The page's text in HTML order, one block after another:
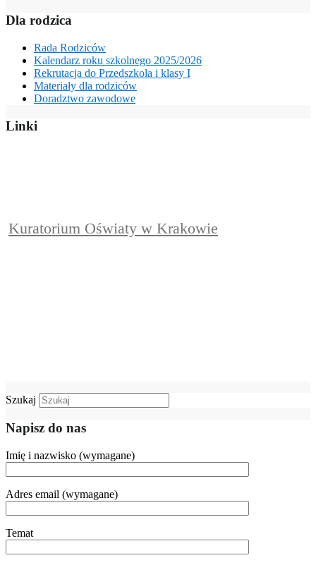
Dla rodzica
Rada Rodziców
Kalendarz roku szkolnego 2025/2026
Rekrutacja do Przedszkola i klasy I
Materiały dla rodziców
Doradztwo zawodowe
Linki
Kuratorium Oświaty w Krakowie
Szukaj
Napisz do nas
Imię i nazwisko (wymagane)
Adres email (wymagane)
Temat